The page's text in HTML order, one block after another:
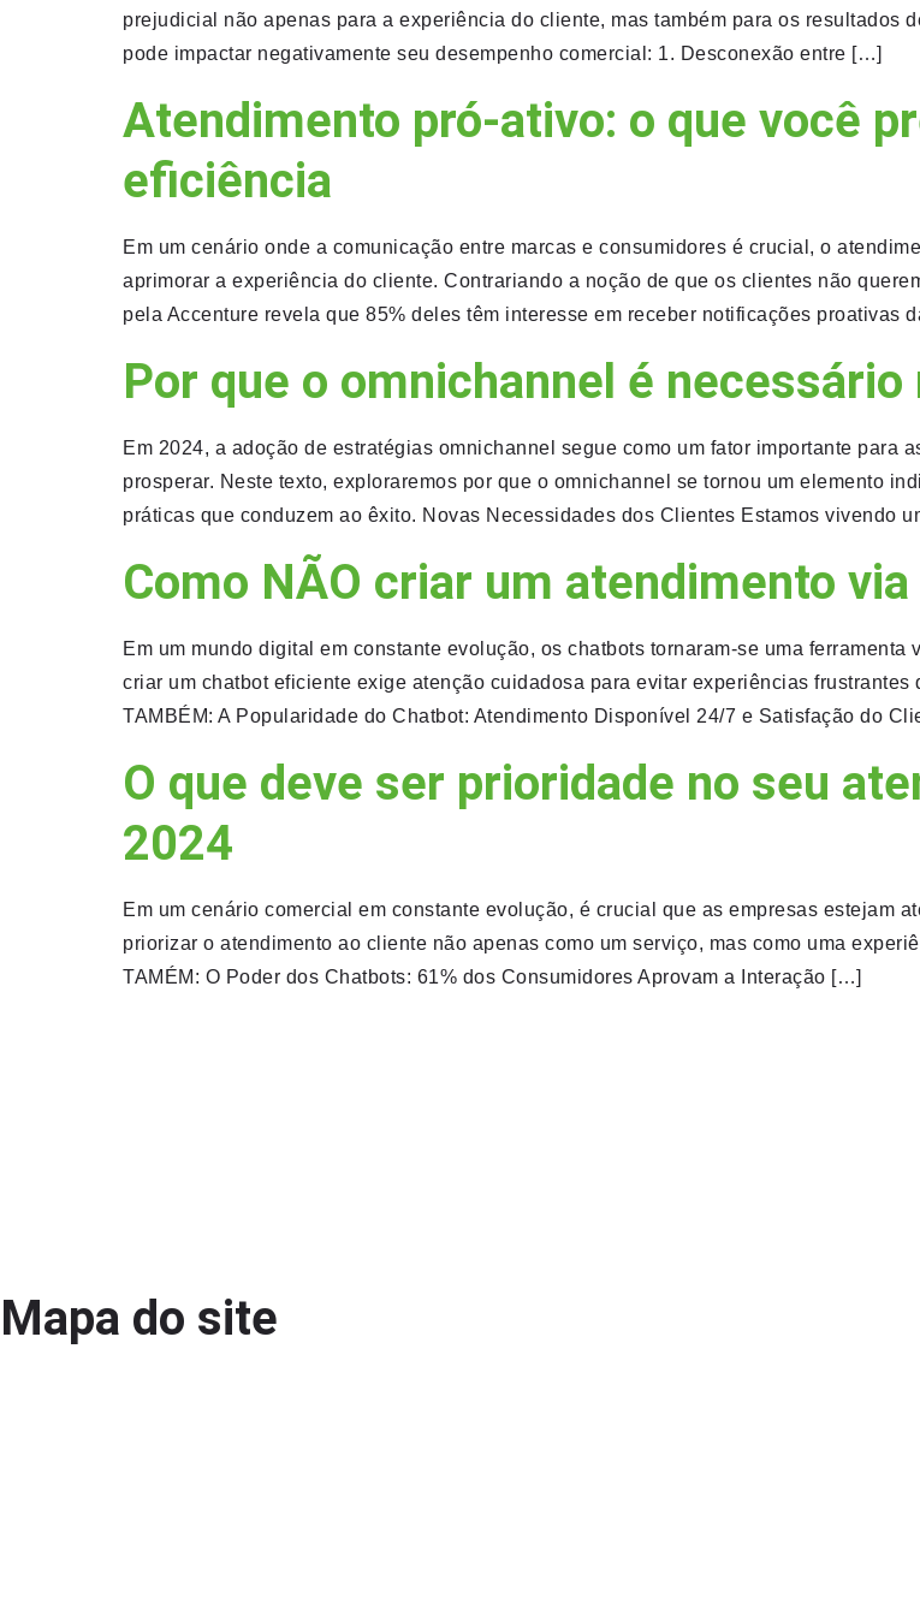
prejudicial não apenas para a experiência do cliente, mas também para os resultados
pode impactar negativamente seu desempenho comercial: 1. Desconexão entre […]
Atendimento pró-ativo: o que você
eficiência
Em um cenário onde a comunicação entre marcas e consumidores é crucial, o
aprimorar a experiência do cliente. Contrariando a noção de que os clientes não
pela Accenture revela que 85% deles têm interesse em receber notificações proativas
Por que o omnichannel é
Em 2024, a adoção de estratégias omnichannel segue como um fator importante para
prosperar. Neste texto, exploraremos por que o omnichannel se tornou um elemento
práticas que conduzem ao êxito. Novas Necessidades dos Clientes Estamos vivendo
Como NÃO criar um atendimento
Em um mundo digital em constante evolução, os chatbots tornaram-se uma
criar um chatbot eficiente exige atenção cuidadosa para evitar experiências
TAMBÉM: A Popularidade do Chatbot: Atendimento Disponível 24/7 e Satisfação do
O que deve ser prioridade no seu
2024
Em um cenário comercial em constante evolução, é crucial que as empresas estejam
priorizar o atendimento ao cliente não apenas como um serviço, mas como uma
TAMÉM: O Poder dos Chatbots: 61% dos Consumidores Aprovam a Interação […]
Mapa do site